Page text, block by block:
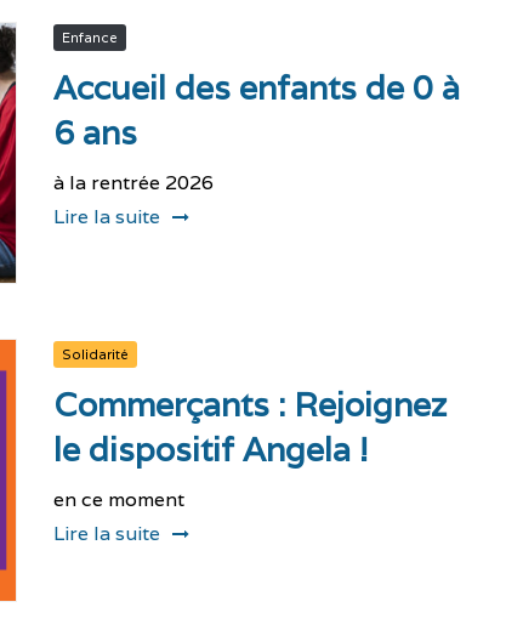
Enfance
Accueil des enfants de 0 à
6 ans
à la rentrée 2026
Lire la suite
Solidarité
Commerçants : Rejoignez
le dispositif Angela !
en ce moment
Lire la suite